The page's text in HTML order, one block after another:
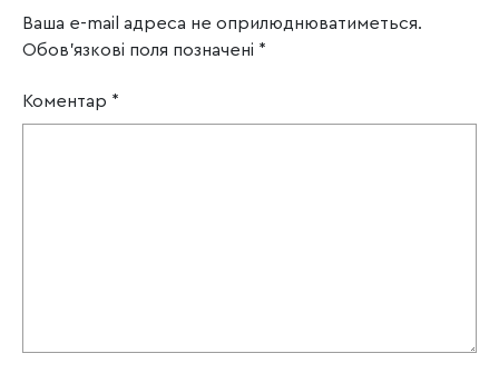
Ваша e-mail адреса не оприлюднюватиметься.
Обов’язкові поля позначені *
Коментар *